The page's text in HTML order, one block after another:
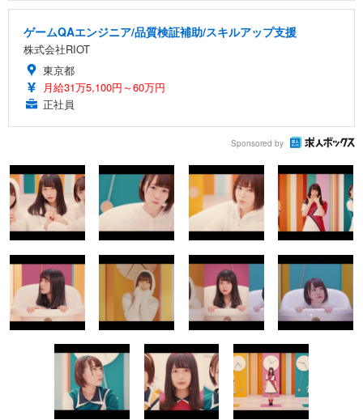
ゲームQAエンジニア/品質検証補助/スキルアップ支援
株式会社RIOT
東京都
月給31万5,100円～60万円
正社員
Sponsored by